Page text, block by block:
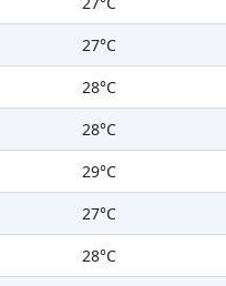
27°C
28°C
28°C
29°C
27°C
28°C